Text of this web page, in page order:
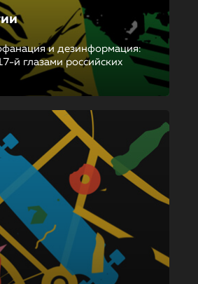
и дезинформация:
й глазами российских